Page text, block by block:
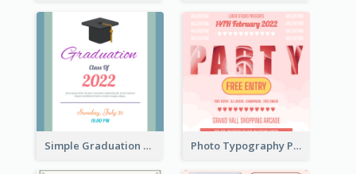
Simple Graduation Class Of 2020 Invitation Photo Typography Party Invitation Design Templates